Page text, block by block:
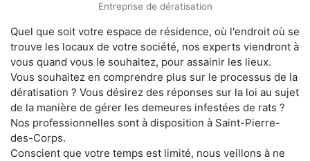
Entreprise de dératisation
Quel que soit votre espace de résidence, où l'endroit où se
trouve les locaux de votre société, nos experts viendront à
vous quand vous le souhaitez, pour assainir les lieux.
Vous souhaitez en comprendre plus sur le processus de la
dératisation ? Vous désirez des réponses sur la loi au sujet
de la manière de gérer les demeures infestées de rats ?
Nos professionnelles sont à disposition à Saint-Pierre-
des-Corps.
Conscient que votre temps est limité, nous veillons à ne